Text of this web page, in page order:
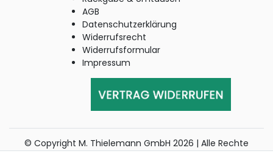
AGB
Datenschutzerklärung
Widerrufsrecht
Widerrufsformular
Impressum
© Copyright M. Thielemann GmbH 2026 | Alle Rechte